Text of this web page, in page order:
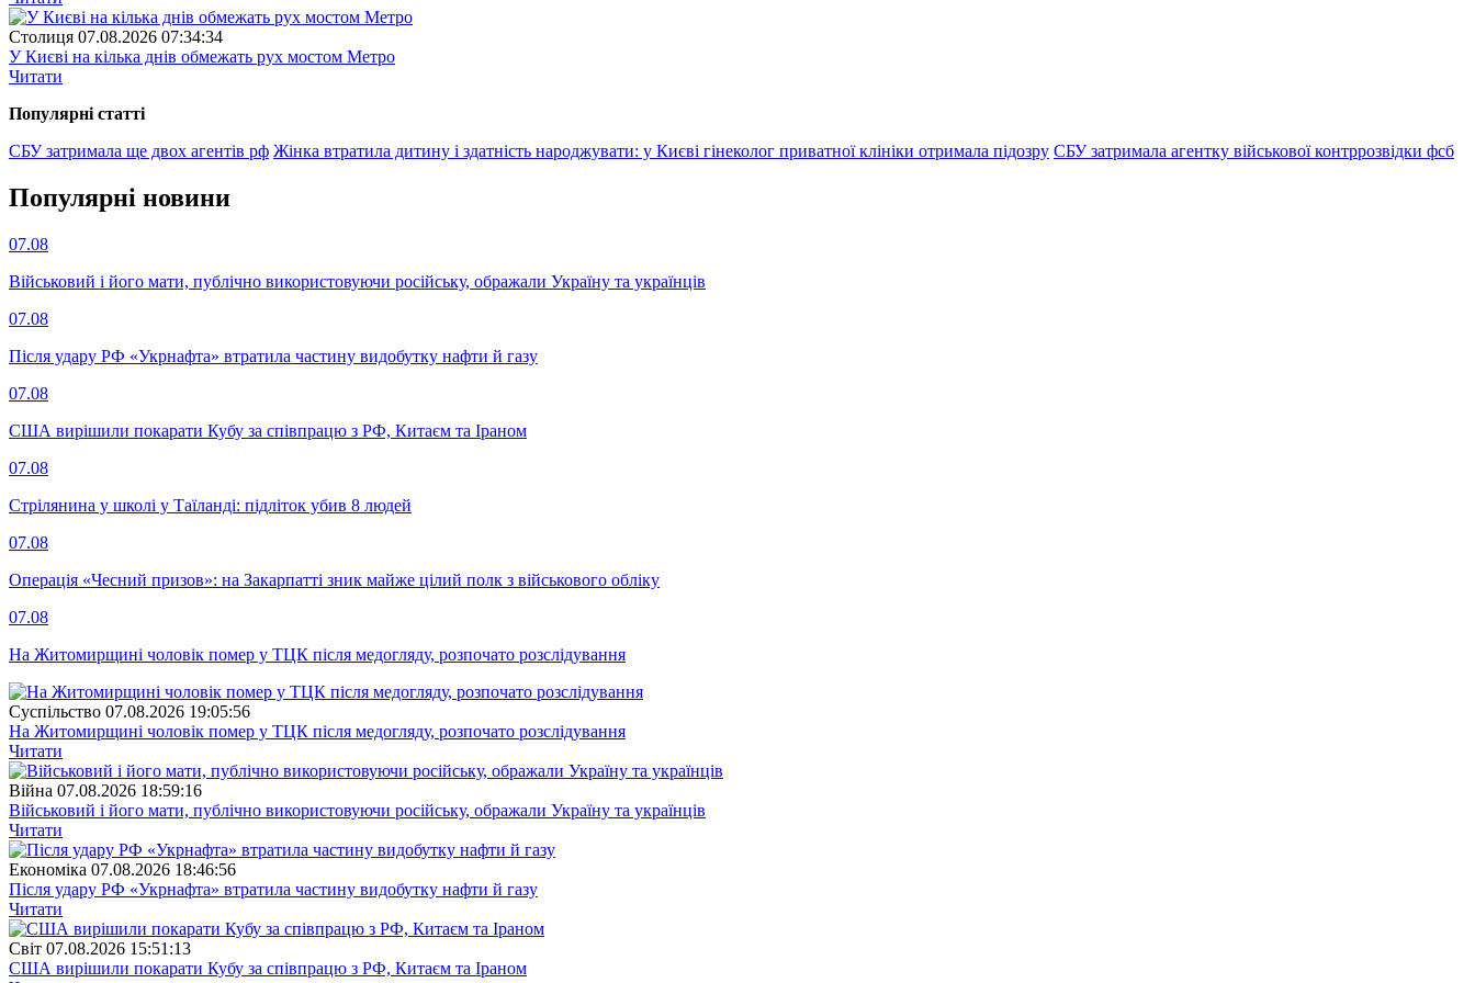
Столиця 07.08.2026 07:34:34
У Києві на кілька днів обмежать рух мостом Метро
Читати
Популярнi статтi
СБУ затримала ще двох агентів рф Жінка втратила дитину і здатність народжувати: у Києві гінеколог приватної клініки отримала підозру СБУ затримала агентку військової контррозвідки фсб
Популярнi новини
07.08
Військовий і його мати, публічно використовуючи російську, ображали Україну та українців
07.08
Після удару РФ «Укрнафта» втратила частину видобутку нафти й газу
07.08
США вирішили покарати Кубу за співпрацю з РФ, Китаєм та Іраном
07.08
Стрілянина у школі у Таїланді: підліток убив 8 людей
07.08
Операція «Чесний призов»: на Закарпатті зник майже цілий полк з військового обліку
07.08
На Житомирщині чоловік помер у ТЦК після медогляду, розпочато розслідування
Суспiльство 07.08.2026 19:05:56
На Житомирщині чоловік помер у ТЦК після медогляду, розпочато розслідування
Читати
Війна 07.08.2026 18:59:16
Військовий і його мати, публічно використовуючи російську, ображали Україну та українців
Читати
Економіка 07.08.2026 18:46:56
Після удару РФ «Укрнафта» втратила частину видобутку нафти й газу
Читати
Свiт 07.08.2026 15:51:13
США вирішили покарати Кубу за співпрацю з РФ, Китаєм та Іраном